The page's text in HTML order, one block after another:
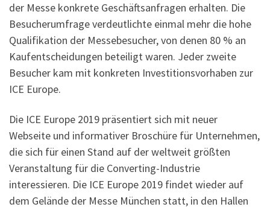
der Messe konkrete Geschäftsanfragen erhalten. Die
Besucherumfrage verdeutlichte einmal mehr die hohe
Qualifikation der Messebesucher, von denen 80 % an
Kaufentscheidungen beteiligt waren. Jeder zweite
Besucher kam mit konkreten Investitionsvorhaben zur
ICE Europe.
Die ICE Europe 2019 präsentiert sich mit neuer
Webseite und informativer Broschüre für Unternehmen,
die sich für einen Stand auf der weltweit größten
Veranstaltung für die Converting-Industrie
interessieren. Die ICE Europe 2019 findet wieder auf
dem Gelände der Messe München statt, in den Hallen